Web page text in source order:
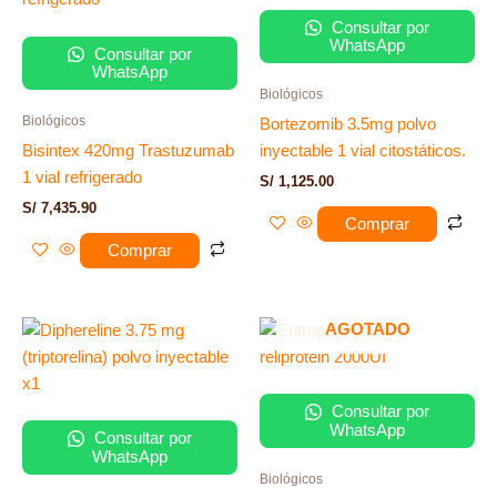
Consultar por
WhatsApp
Biológicos
Bisintex 420mg Trastuzumab
1 vial refrigerado
S/ 7,435.90
Comprar
Consultar por
WhatsApp
Biológicos
Bortezomib 3.5mg polvo
inyectable 1 vial citostáticos.
S/ 1,125.00
Comprar
Consultar por
WhatsApp
AGOTADO
Consultar por
WhatsApp
Biológicos